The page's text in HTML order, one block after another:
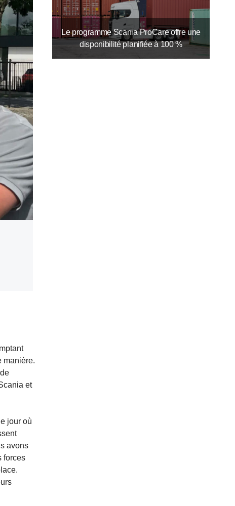
manière.
et
jour où
avons
forces
Le programme Scania ProCare offre une
disponibilité planifiée à 100 %